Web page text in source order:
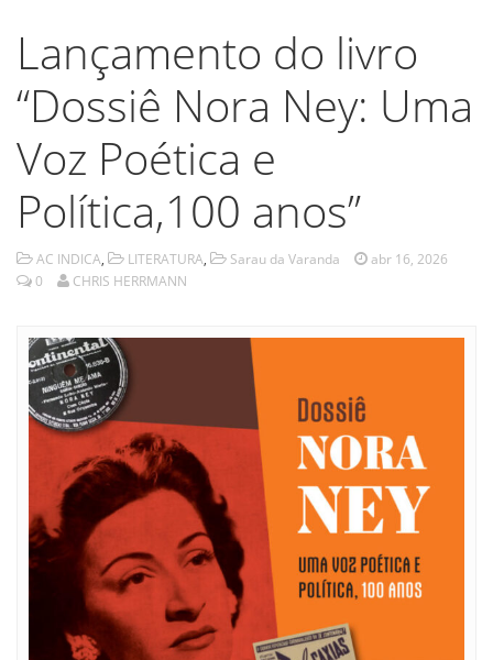
Lançamento do livro
“Dossiê Nora Ney: Uma
Voz Poética e
Política,100 anos”
AC INDICA, LITERATURA, Sarau da Varanda
abr 16, 2026
0
CHRIS HERRMANN